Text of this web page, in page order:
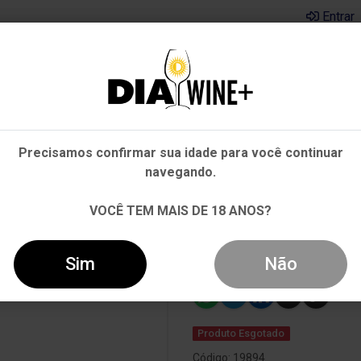
Entrar
Cervejas Kits Departamentos
CABERNET SAUVIGNON TINTO 750ML
Vinho
Cabernet
Produto Esgotado
Código: 19894
Em que Estado você está?
Pernambuco
Outros Estados
Precisamos confirmar sua idade para você continuar
navegando.
VOCÊ TEM MAIS DE 18 ANOS?
Sim Não